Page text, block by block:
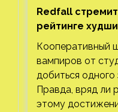
Redfall
рейтинге
Кооперативный
вампиров от
добиться одного
Правда, вряд ли
этому